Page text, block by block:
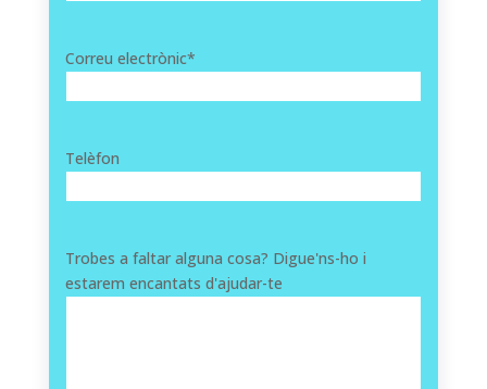
Correu electrònic*
Telèfon
Trobes a faltar alguna cosa? Digue'ns-ho i
estarem encantats d'ajudar-te